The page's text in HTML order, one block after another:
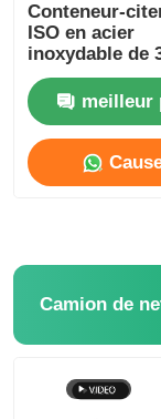
Conteneur-
ISO en acier
inoxydable de
pieds pour le
transport et la
prévention de
corrosion
meilleur